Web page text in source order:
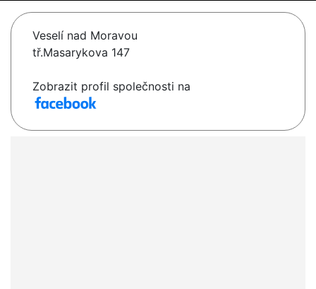
Veselí nad Moravou
tř.Masarykova 147
Zobrazit profil společnosti na